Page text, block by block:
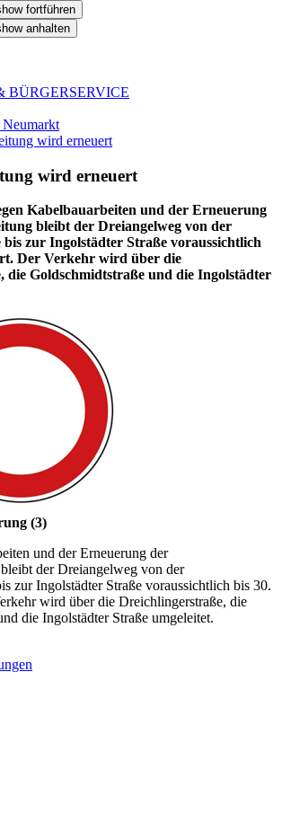
fortführen
anhalten
BÜRGERSERVICE
Neumarkt
wird erneuert
wird erneuert
Kabelbauarbeiten und der Erneuerung
bleibt der Dreiangelweg von der
zur Ingolstädter Straße voraussichtlich
Der Verkehr wird über die
die Goldschmidtstraße und die Ingolstädter
(3)
und der Erneuerung der
der Dreiangelweg von der
zur Ingolstädter Straße voraussichtlich bis 30.
wird über die Dreichlingerstraße, die
die Ingolstädter Straße umgeleitet.